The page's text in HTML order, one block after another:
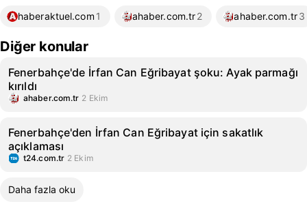
haberaktuel.com 1 ahaber.com.tr2 ahaber.com.tr3
Diğer konular
Fenerbahçe'de İrfan Can Eğribayat şoku: Ayak parmağı
kırıldı
ahaber.com.tr 2 Ekim
Fenerbahçe'den İrfan Can Eğribayat için sakatlık
açıklaması
t24.com.tr 2 Ekim
Daha fazla oku